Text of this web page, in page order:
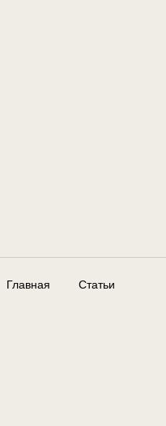
Главная Статьи